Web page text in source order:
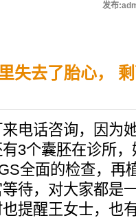
发布
失去了胎心，
电话咨询，因为
3个囊胚在诊所
全面的检查，再
待，对大家都是
提醒王女士，也